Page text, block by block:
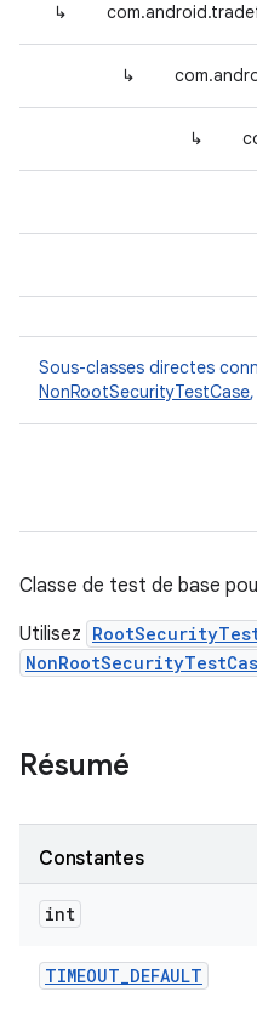
↳
↳
↳
Sous-classes directes
NonRootSecurityTestCase,
Classe de test de base
Utilisez
Résumé
Constantes
int
TIMEOUT_DEFAULT